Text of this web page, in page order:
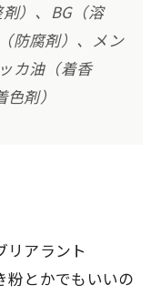
剤）、BG（溶
防腐剤）、メン
カ油（着香
剤）
リアラント
とかでもいいの